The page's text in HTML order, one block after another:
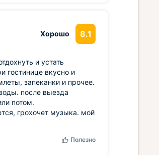
Хорошо 8.1
и устать
гостинице вкусно и
запеканки и прочее.
после выезда
потом.
грохочет музыка. мой
Полезно